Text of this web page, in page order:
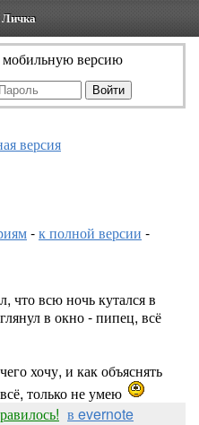
Личка
версию
версия
-к полной версии -
что всю ночь кутался в
в окно - пипец, всё
хочу, и как объяснять
только не умею
в evernote